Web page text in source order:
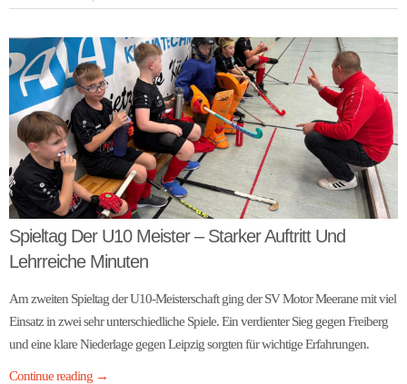
Spieltag Der U10 Meister – Starker Auftritt Und
Lehrreiche Minuten
Am zweiten Spieltag der U10-Meisterschaft ging der SV Motor Meerane mit viel
Einsatz in zwei sehr unterschiedliche Spiele. Ein verdienter Sieg gegen Freiberg
und eine klare Niederlage gegen Leipzig sorgten für wichtige Erfahrungen.
Continue reading →